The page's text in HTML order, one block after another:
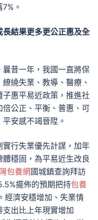
。
結果更多更公正惠及全
昔一年，我國一直將保
繞失業、教導、醫療、
惠平易近政策，推進社
公正、平衡、普惠、可
安感不竭晉陞。
行失業優先計謀，加年
穩固，為平易近生改良
包養網國城鎮查詢拜訪
擺佈的預期把持包養
經濟安穩增加、失業情
出比上年現實增加